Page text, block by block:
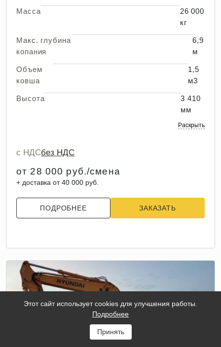
Масса
26 000
кг
Макс. глубина
копания
6,9
м
Объем
ковша
1,5
м3
Высота
3 410
мм
Раскрыть
с НДСбез НДС
от 28 000 руб./смена
+ доставка от 40 000 руб.
ПОДРОБНЕЕ ЗАКАЗАТЬ
Этот сайт использует cookies для улучшения работы.
Подробнее
Принять